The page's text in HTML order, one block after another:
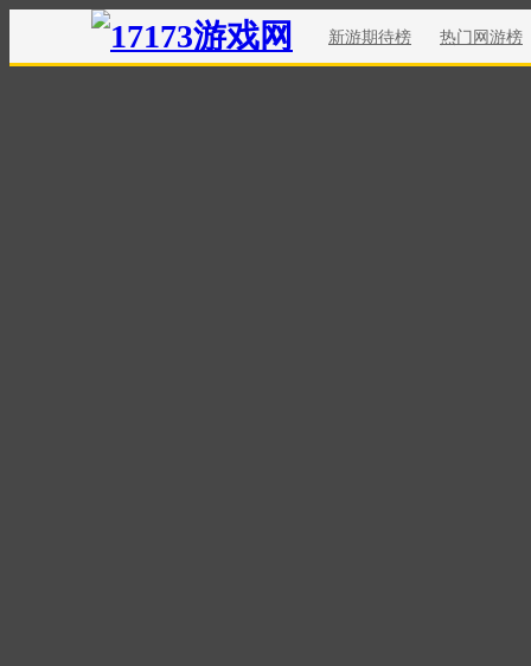
新游期待榜 热门网游榜